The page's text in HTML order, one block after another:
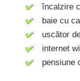
încalzire
baie cu
uscător
internet
pensiune